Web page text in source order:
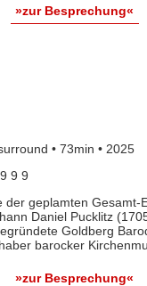
»zur Besprechung«
• 73min • 2025
9 9 9
der geplamten
Daniel Pucklitz
Goldberg
barocker
»zur Besprechung«